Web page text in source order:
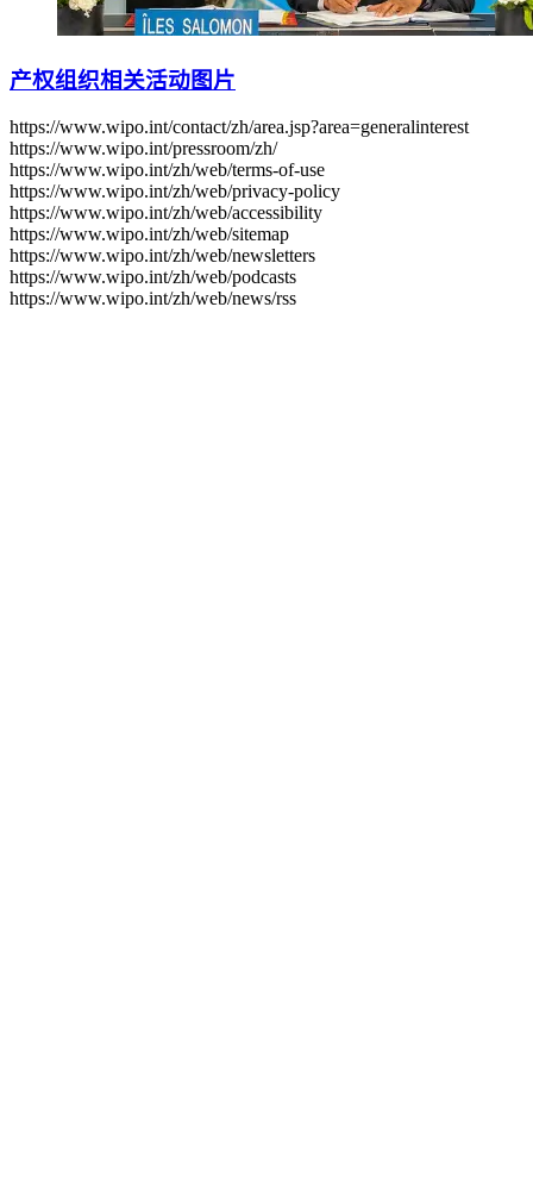
产权组织相关活动图片
https://www.wipo.int/contact/zh/area.jsp?area=generalinterest
https://www.wipo.int/pressroom/zh/
https://www.wipo.int/zh/web/terms-of-use
https://www.wipo.int/zh/web/privacy-policy
https://www.wipo.int/zh/web/accessibility
https://www.wipo.int/zh/web/sitemap
https://www.wipo.int/zh/web/newsletters
https://www.wipo.int/zh/web/podcasts
https://www.wipo.int/zh/web/news/rss